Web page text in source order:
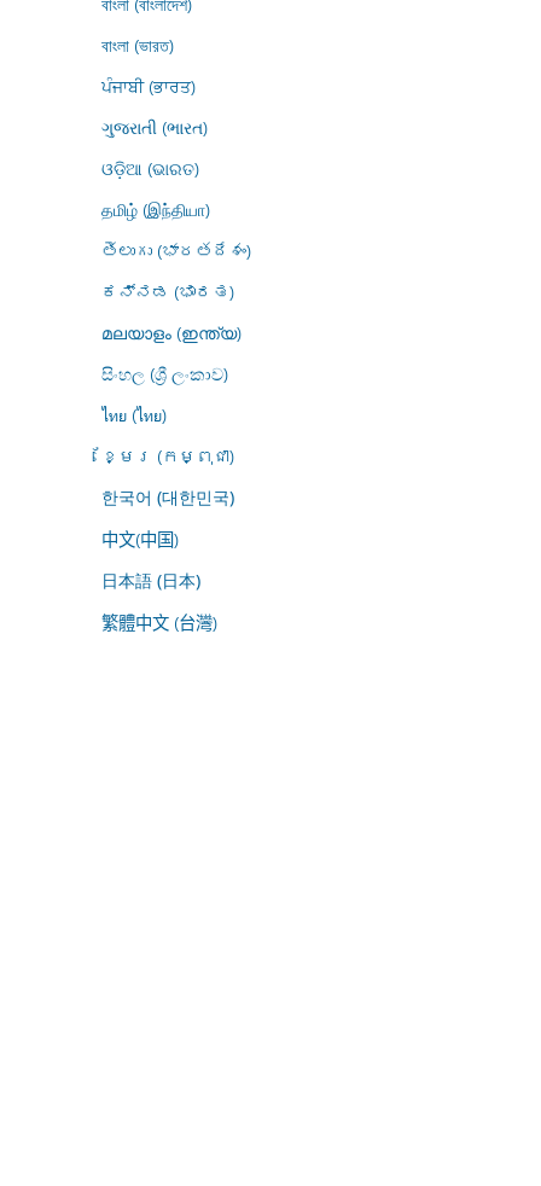
বাংলা (ভারত)
ਪੰਜਾਬੀ (ਭਾਰਤ)
ગુજરાતી (ભારત)
ଓଡ଼ିଆ (ଭାରତ)
தமிழ் (இந்தியா)
తెలుగు (భారతదేశం)
ಕನ್ನಡ (ಭಾರತ)
മലയാളം (ഇന്ത്യ)
සිංහල (ශ්‍රී ලංකාව)
ไทย (ไทย)
ខ្មែរ (កម្ពុជា)
한국어 (대한민국)
中文(中国)
日本語 (日本)
繁體中文 (台灣)